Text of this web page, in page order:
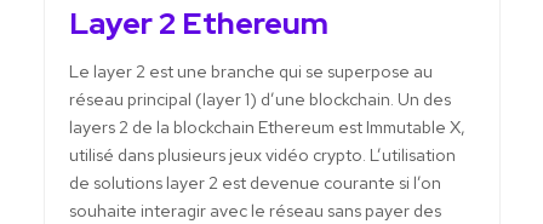
Layer 2 Ethereum
Le layer 2 est une branche qui se superpose au
réseau principal (layer 1) d’une blockchain. Un des
layers 2 de la blockchain Ethereum est Immutable X,
utilisé dans plusieurs jeux vidéo crypto. L’utilisation
de solutions layer 2 est devenue courante si l’on
souhaite interagir avec le réseau sans payer des